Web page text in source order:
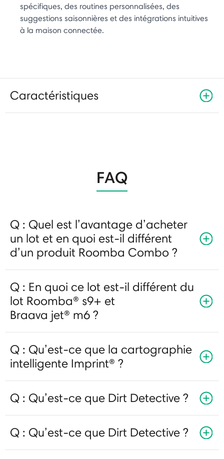
spécifiques, des routines personnalisées, des
suggestions saisonnières et des intégrations intuitives
à la maison connectée.
Caractéristiques
FAQ
Q : Quel est l’avantage d’acheter
un lot et en quoi est-il différent
d’un produit Roomba Combo ?
Q : En quoi ce lot est-il différent du
lot Roomba® s9+ et
Braava jet® m6 ?
Q : Qu’est-ce que la cartographie
intelligente Imprint® ?
Q : Qu’est-ce que Dirt Detective ?
Q : Qu’est-ce que Dirt Detective ?